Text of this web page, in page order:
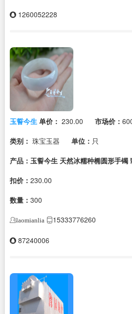
1260052228
玉誓今生 单价： 230.00 市场价：
类别： 珠宝玉器 单位： 只
产品：玉誓今生 天然冰糯种椭圆形手镯
扣价： 230.00
数量： 300
laomianlia 15333776260
87240006